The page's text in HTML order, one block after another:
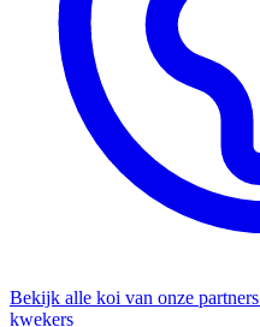
Bekijk alle koi van onze partners
kwekers